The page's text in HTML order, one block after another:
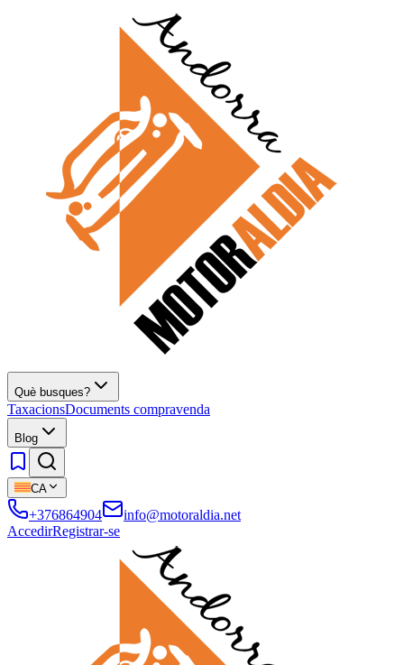
Què busques?
TaxacionsDocuments compravenda
Blog
CA
+376864904
info@motoraldia.net
AccedirRegistrar-se